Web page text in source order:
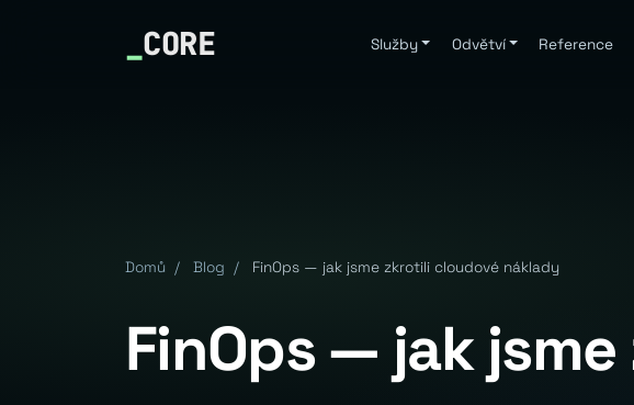
_CORE Služby Odvětví Reference
Domů / Blog / FinOps — jak jsme zkrotili cloudové náklady
FinOps — jak